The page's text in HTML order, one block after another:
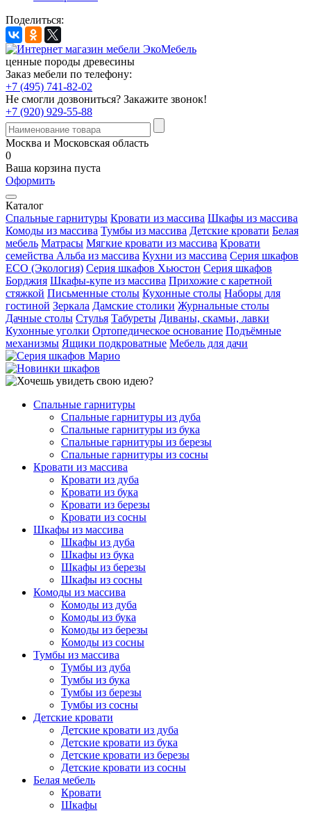
Поделиться:
ценные породы древесины
Заказ мебели по телефону:
+7 (495) 741-82-02
Не смогли дозвониться? Закажите звонок!
+7 (920) 929-55-88
Москва и Московская область
0
Ваша корзина пуста
Оформить
Каталог
Спальные гарнитуры Кровати из массива Шкафы из массива
Комоды из массива Тумбы из массива Детские кровати Белая
мебель Матрасы Мягкие кровати из массива Кровати
семейства Альба из массива Кухни из массива Серия шкафов
ECO (Экология) Серия шкафов Хьюстон Серия шкафов
Борджия Шкафы-купе из массива Прихожие с каретной
стяжкой Письменные столы Кухонные столы Наборы для
гостиной Зеркала Дамские столики Журнальные столы
Дачные столы Стулья Табуреты Диваны, скамьи, лавки
Кухонные уголки Ортопедическое основание Подъёмные
механизмы Ящики подкроватные Мебель для дачи
Спальные гарнитуры
Спальные гарнитуры из дуба
Спальные гарнитуры из бука
Спальные гарнитуры из березы
Спальные гарнитуры из сосны
Кровати из массива
Кровати из дуба
Кровати из бука
Кровати из березы
Кровати из сосны
Шкафы из массива
Шкафы из дуба
Шкафы из бука
Шкафы из березы
Шкафы из сосны
Комоды из массива
Комоды из дуба
Комоды из бука
Комоды из березы
Комоды из сосны
Тумбы из массива
Тумбы из дуба
Тумбы из бука
Тумбы из березы
Тумбы из сосны
Детские кровати
Детские кровати из дуба
Детские кровати из бука
Детские кровати из березы
Детские кровати из сосны
Белая мебель
Кровати
Шкафы